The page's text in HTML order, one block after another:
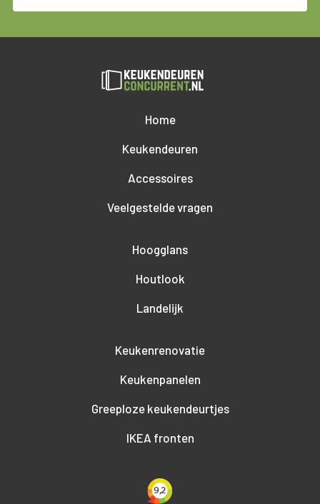
Home
Keukendeuren
Accessoires
Veelgestelde vragen
Hoogglans
Houtlook
Landelijk
Keukenrenovatie
Keukenpanelen
Greeploze keukendeurtjes
IKEA fronten